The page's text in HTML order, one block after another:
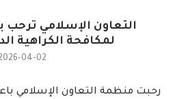
التعاون الإسلامي ترحب
لمكافحة الكراهية
04-02
رحبت منظمة التعاون الإسلامي